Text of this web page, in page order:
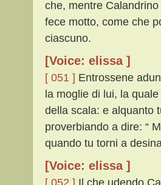
che, mentre
fece motto, come che
ciascuno.
[Voice: elissa ]
[ 051 ] Entrossene
la moglie di lui, la
della scala: e alquanto
proverbiando a dire: “
quando tu torni a
[Voice: elissa ]
[ 052 ] Il che udendo